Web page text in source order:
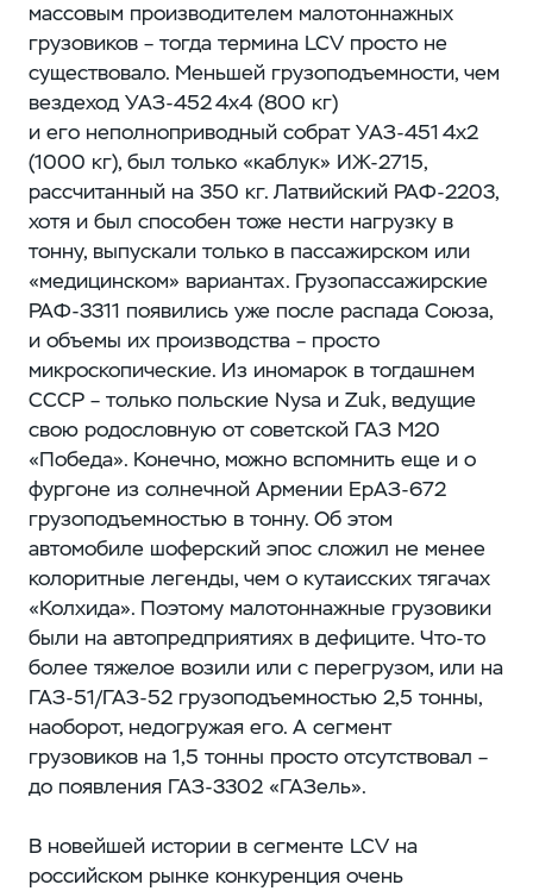
массовым производителем малотоннажных
грузовиков – ​тогда термина LCV просто не
существовало. Меньшей грузоподъемности, чем
вездеход УАЗ‑452 4х4 (800 кг)
и его неполноприводный собрат УАЗ‑451 4х2
(1000 кг), был только «каблук» ИЖ‑2715,
рассчитанный на 350 кг. Латвийский РАФ‑2203,
хотя и был способен тоже нести нагрузку в
тонну, выпускали только в пассажирском или
«медицинском» вариантах. Грузопассажирские
РАФ‑3311 появились уже после распада Союза,
и объемы их производства – ​просто
микроскопические. Из иномарок в тогдашнем
СССР – ​только польские Nysa и Zuk, ведущие
свою родословную от советской ГАЗ М20
«Победа». Конечно, можно вспомнить еще и о
фургоне из солнечной Армении ​ЕрАЗ‑672
грузоподъемностью в тонну. Об этом
автомобиле шоферский эпос сложил не менее
колоритные легенды, чем о кутаисских тягачах
«Колхида». Поэтому малотоннажные грузовики
были на автопредприятиях в дефиците. Что-то
более тяжелое возили или с перегрузом, или на
ГАЗ‑51/ГАЗ‑52 грузоподъемностью 2,5 тонны, ​
наоборот, недогружая его. А сегмент
грузовиков на 1,5 тонны просто отсутствовал – ​
до появления ГАЗ‑3302 «ГАЗель».
В новейшей истории в сегменте LCV на
российском рынке конкуренция очень